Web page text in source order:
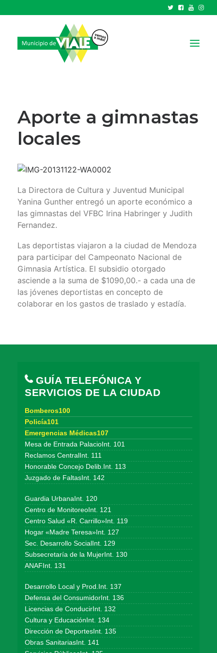
HCD
TRÁMITES Y SERVICIOS
PARQUE INDUSTRIAL
RECAUDACIONES
Aporte a gimnastas
locales
La Directora de Cultura y Juventud Municipal
Yanina Gunther entregó un aporte económico a
las gimnastas del VFBC Irina Habringer y Judith
Fernandez.
Las deportistas viajaron a la ciudad de Mendoza
para participar del Campeonato Nacional de
Gimnasia Artística. El subsidio otorgado
asciende a la suma de $1090,00.- a cada una de
las jóvenes deportistas en concepto de
colaborar en los gastos de traslado y estadía.
GUÍA TELEFÓNICA Y
SERVICIOS DE LA CIUDAD
Bomberos100
Policía101
Emergencias Médicas107
Mesa de Entrada PalacioInt. 101
Reclamos CentralInt. 111
Honorable Concejo Delib.Int. 113
Juzgado de FaltasInt. 142
Guardia UrbanaInt. 120
Centro de MonitoreoInt. 121
Centro Salud «R. Carrillo»Int. 119
Hogar «Madre Teresa»Int. 127
Sec. Desarrollo SocialInt. 129
Subsecretaría de la MujerInt. 130
ANAFInt. 131
Desarrollo Local y Prod.Int. 137
Defensa del ConsumidorInt. 136
Licencias de ConducirInt. 132
Cultura y EducaciónInt. 134
Dirección de DeportesInt. 135
Obras SanitariasInt. 141